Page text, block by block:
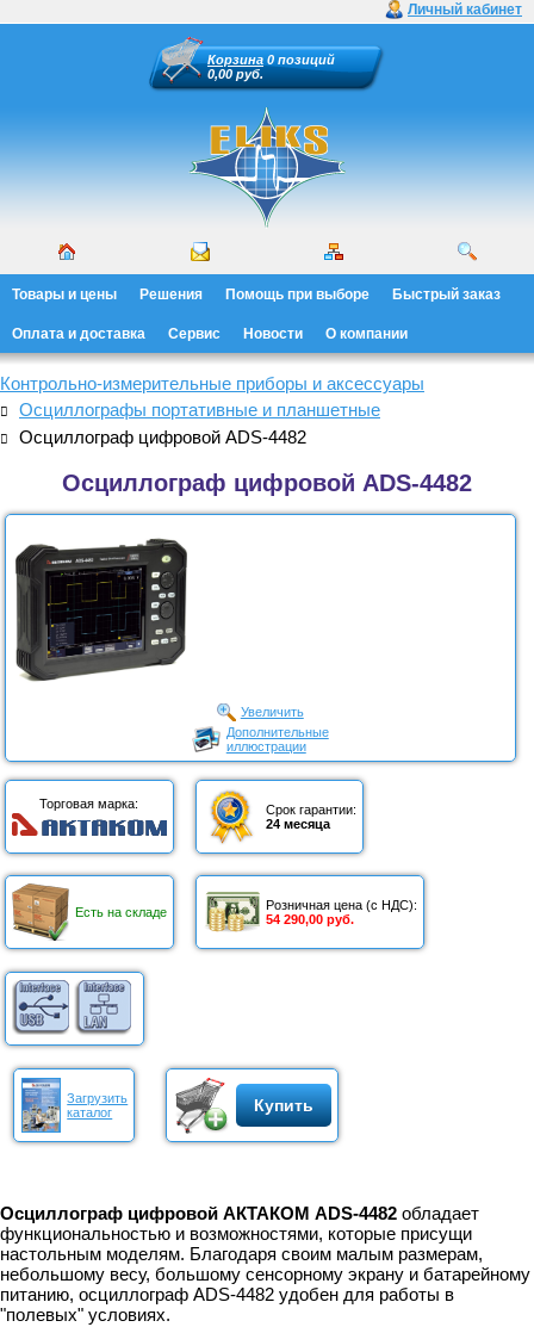
Личный кабинет
Корзина 0 позиций
0,00 руб.
Товары и цены Решения Помощь при выборе Быстрый заказ
Оплата и доставка Сервис Новости О компании
Контрольно-измерительные приборы и аксессуары
Осциллографы портативные и планшетные
Осциллограф цифровой ADS-4482
Осциллограф цифровой ADS-4482
Увеличить
Дополнительные
иллюстрации
Торговая марка:
Срок гарантии:
24 месяца
Есть на складе
Розничная цена (с НДС):
54 290,00 руб.
Загрузить
каталог
Купить
Осциллограф цифровой АКТАКОМ ADS-4482 обладает
функциональностью и возможностями, которые присущи
настольным моделям. Благодаря своим малым размерам,
небольшому весу, большому сенсорному экрану и батарейному
питанию, осциллограф ADS-4482 удобен для работы в
"полевых" условиях.